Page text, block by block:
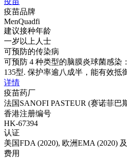
疫苗品牌
MenQuadfi
建议接种年龄
一岁以上人士
可预防的传染病
可预防 4 种类型的脑膜炎球菌感染
135型. 保护率逾八成半，能有效抵
详情
疫苗药厂
法国SANOFI PASTEUR (赛诺菲巴
香港注册编号
HK-67394
认证
美国FDA (2020), 欧洲EMA (2020)
费用